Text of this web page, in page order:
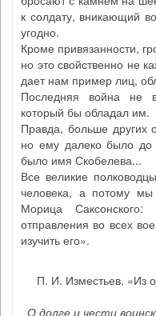
к солдату, вникающий
угодно.
Кроме привязанности,
но это свойственно не
дает нам пример лиц,
Последняя война не
который бы обладал им.
Правда, больше других
но ему далеко было до
было имя Скобелева...
Все великие
человека, а потому
Морица
отправления во всех
изучить его».
П. И. Изместьев. «Из
О долге и чести